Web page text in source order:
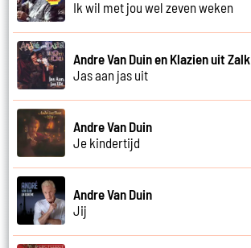
Ik wil met jou wel zeven weken
Andre Van Duin en Klazien uit Zalk
Jas aan jas uit
Andre Van Duin
Je kindertijd
Andre Van Duin
Jij